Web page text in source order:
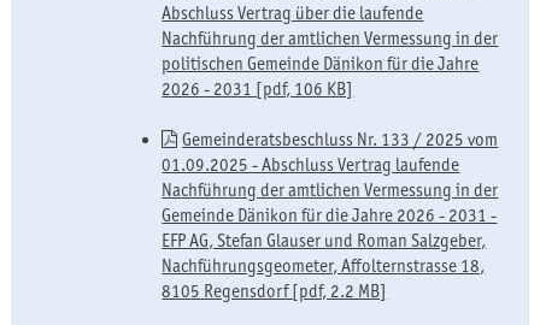
Abschluss Vertrag über die laufende
Nachführung der amtlichen Vermessung in der
politischen Gemeinde Dänikon für die Jahre
2026 - 2031 [pdf, 106 KB]
Gemeinderatsbeschluss Nr. 133 / 2025 vom
01.09.2025 - Abschluss Vertrag laufende
Nachführung der amtlichen Vermessung in der
Gemeinde Dänikon für die Jahre 2026 - 2031 -
EFP AG, Stefan Glauser und Roman Salzgeber,
Nachführungsgeometer, Affolternstrasse 18,
8105 Regensdorf [pdf, 2.2 MB]